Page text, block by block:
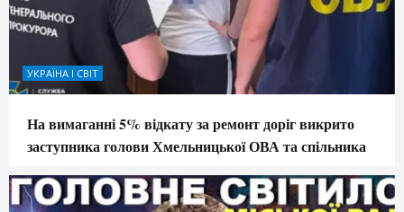
УКРАЇНА І СВІТ
На вимаганні 5% відкату за ремонт доріг викрито
заступника голови Хмельницької ОВА та спільника